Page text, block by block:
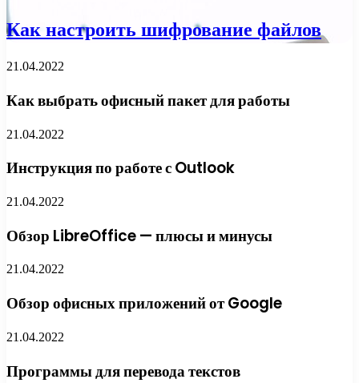
Как настроить шифрование файлов
21.04.2022
Как выбрать офисный пакет для работы
21.04.2022
Инструкция по работе с Outlook
21.04.2022
Обзор LibreOffice — плюсы и минусы
21.04.2022
Обзор офисных приложений от Google
21.04.2022
Программы для перевода текстов